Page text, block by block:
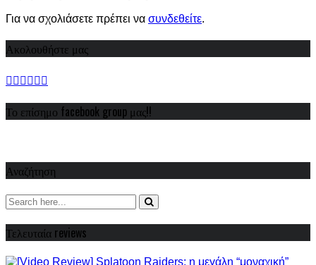
Για να σχολιάσετε πρέπει να συνδεθείτε.
Ακολουθήστε μας
Το επίσημο facebook group μας!!
Αναζήτηση
Τελευταία reviews